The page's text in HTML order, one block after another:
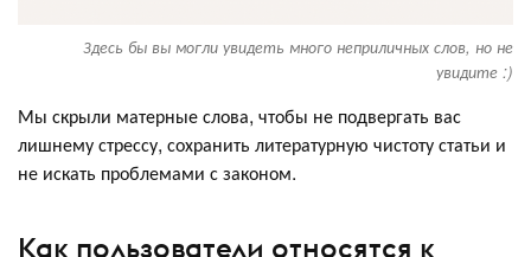
Здесь бы вы могли увидеть много неприличных слов, но не
увидите :)
Мы скрыли матерные слова, чтобы не подвергать вас
лишнему стрессу, сохранить литературную чистоту статьи и
не искать проблемами с законом.
Как пользователи относятся к